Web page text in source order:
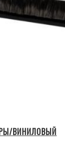
ВИНИЛОВЫЙ